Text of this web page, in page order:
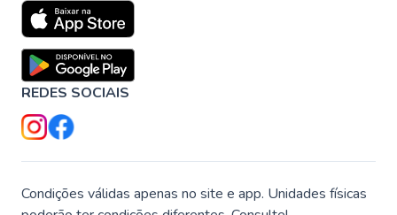
REDES SOCIAIS
Condições válidas apenas no site e app. Unidades físicas